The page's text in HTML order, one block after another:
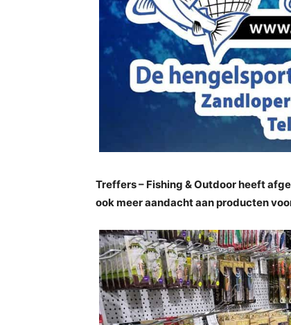
Treffers – Fishing & Outdoor heeft
ook meer aandacht aan producten